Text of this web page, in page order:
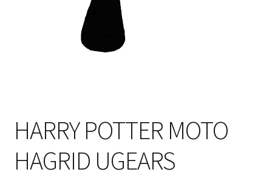
HARRY POTTER MOTO
HAGRID UGEARS